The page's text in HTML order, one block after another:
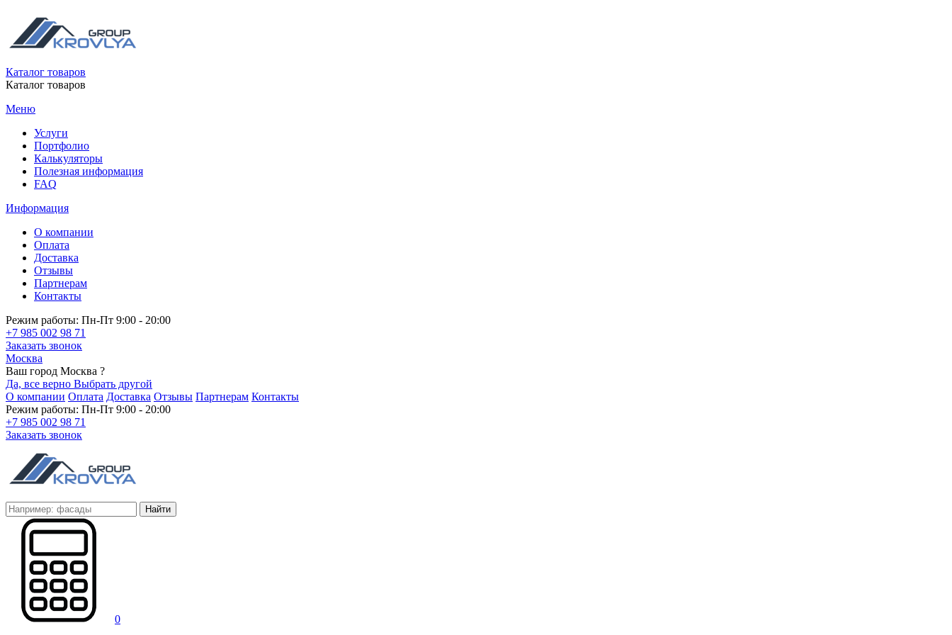
Каталог товаров
Каталог товаров
Меню
Услуги
Портфолио
Калькуляторы
Полезная информация
FAQ
Информация
О компании
Оплата
Доставка
Отзывы
Партнерам
Контакты
Режим работы: Пн-Пт 9:00 - 20:00
+7 985 002 98 71
Заказать звонок
Москва
Ваш город Москва ?
Да, все верно Выбрать другой
О компании Оплата Доставка Отзывы Партнерам Контакты
Режим работы: Пн-Пт 9:00 - 20:00
+7 985 002 98 71
Заказать звонок
Найти
0